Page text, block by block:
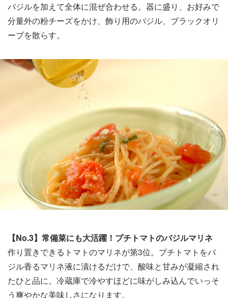
バジルを加えて全体に混ぜ合わせる。器に盛り、お好みで
分量外の粉チーズをかけ、飾り用のバジル、ブラックオリ
ーブを散らす。
【No.3】常備菜にも大活躍！プチトマトのバジルマリネ
作り置きできるトマトのマリネが第3位。プチトマトをバ
ジル香るマリネ液に漬けるだけで、酸味と甘みが凝縮され
たひと品に。冷蔵庫で冷やすほどに味がしみ込んでいっそ
う爽やかな美味しさになります。